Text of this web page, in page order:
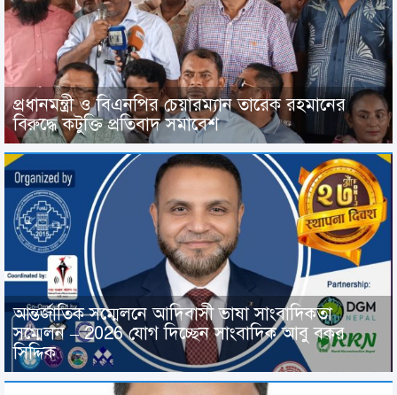
প্রধানমন্ত্রী ও বিএনপির চেয়ারম্যান তারেক রহমানের
বিরুদ্ধে কটুক্তি প্রতিবাদ সমাবেশ
আন্তর্জাতিক সম্মেলনে আদিবাসী ভাষা সাংবাদিকতা
সম্মেলন – 2026 যোগ দিচ্ছেন সাংবাদিক আবু বকর
সিদ্দিক